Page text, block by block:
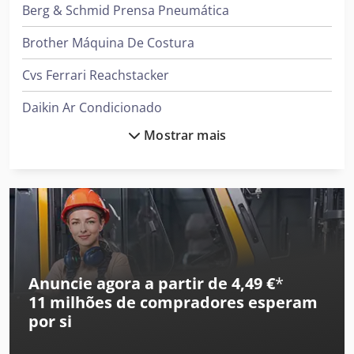
lateral - Registro eletrônico - Empilhador automático - Máx.
dimensão da chapa: 1.700 x 1.150 mm Dodsxizdmepfx
Apbjkr - Mín. dimensão da folha: 520 x 600 mm -
Velocidade máx.: 9.000 folhas por hora
Berg & Schmid Prensa Pneumática
Brother Máquina De Costura
Cvs Ferrari Reachstacker
Daikin Ar Condicionado
Gea Mixer
Hp Impressora
Hp Impressora 3D
Ingersoll Rand Compressor
Jungheinrich Empilhadeira
Mostrar mais
Anuncie agora a partir de 4,49 €*
11 milhões de compradores esperam
por si